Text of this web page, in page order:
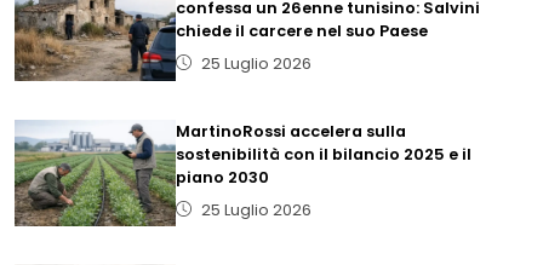
confessa un 26enne tunisino: Salvini
chiede il carcere nel suo Paese
25 Luglio 2026
MartinoRossi accelera sulla
sostenibilità con il bilancio 2025 e il
piano 2030
25 Luglio 2026